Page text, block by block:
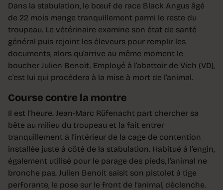
Dans la stabulation, le bœuf de race Black Angus âgé
de 22 mois mange tranquillement parmi le reste du
troupeau. Le vétérinaire examine son état de santé
général puis rejoint les éleveurs pour remplir les
documents, alors qu’arrive au même moment le
boucher Julien Benoit. Employé à l’abattoir de Vich (VD),
c’est lui qui procédera à la mise à mort de l’animal.
Course contre la montre
Il est l’heure. Jean-Marc Rüfenacht part chercher sa
bête au milieu du troupeau et la fait entrer
tranquillement à l’intérieur de la cage de contention
installée juste à côté de la stabulation. Habitué à l’engin,
également utilisé pour le parage des pieds, l’animal ne
bronche pas. Julien Benoit saisit son pistolet à tige
perforante, le pose sur le front de l’animal, déclenche.